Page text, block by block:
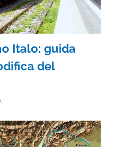
Italo: guida
del